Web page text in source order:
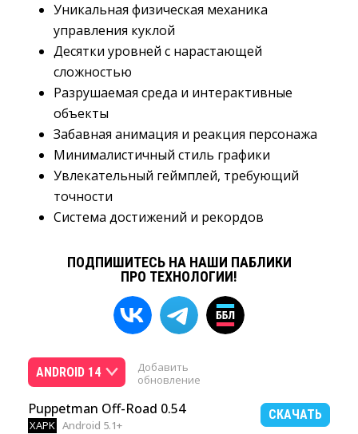
Уникальная физическая механика
управления куклой
Десятки уровней с нарастающей
сложностью
Разрушаемая среда и интерактивные
объекты
Забавная анимация и реакция персонажа
Минималистичный стиль графики
Увлекательный геймплей, требующий
точности
Система достижений и рекордов
ПОДПИШИТЕСЬ НА НАШИ ПАБЛИКИ
ПРО ТЕХНОЛОГИИ!
ANDROID 14
Добавить
обновление
Puppetman Off-Road 0.54
XAPK Android 5.1+
СКАЧАТЬ